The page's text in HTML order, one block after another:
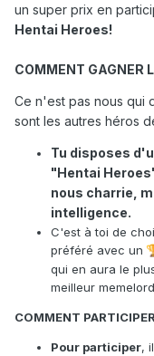
un super prix en
Hentai Heroes!
COMMENT GAGNER
Ce n'est pas nous qui
sont les autres héros
Tu disposes
"Hentai
nous charrie,
intelligence.
C'est à toi de
préféré avec un
qui en aura le
meilleur
COMMENT
Pour participer,